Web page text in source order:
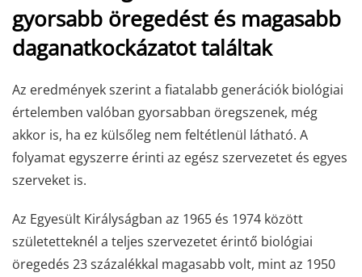
gyorsabb öregedést és magasabb
daganatkockázatot találtak
Az eredmények szerint a fiatalabb generációk biológiai
értelemben valóban gyorsabban öregszenek, még
akkor is, ha ez külsőleg nem feltétlenül látható. A
folyamat egyszerre érinti az egész szervezetet és egyes
szerveket is.
Az Egyesült Királyságban az 1965 és 1974 között
születetteknél a teljes szervezetet érintő biológiai
öregedés 23 százalékkal magasabb volt, mint az 1950